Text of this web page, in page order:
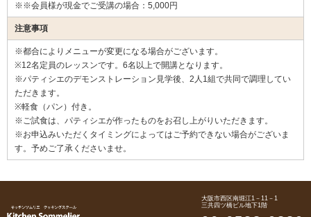
※※会員様が現金でご受講の場合：5,000円
注意事項
※都合によりメニューが変更になる場合がございます。
※12名定員のレッスンです。6名以上で開講となります。
※パティシエのデモンストレーション見学後、2人1組で共同で調理してい
ただきます。
※軽食（パン）付き。
※ご試食は、パティシエが作ったものをお召し上がりいただきます。
※お申込みいただくタイミングによってはご予約できない場合がございま
す。予めご了承くださいませ。
大阪市西区南堀江1－11－1
三共四ツ橋ビル地下1階